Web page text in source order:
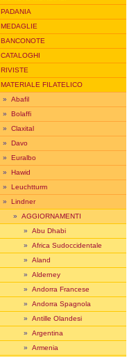
PADANIA
MEDAGLIE
BANCONOTE
CATALOGHI
RIVISTE
MATERIALE FILATELICO
» Abafil
» Bolaffi
» Claxital
» Davo
» Euralbo
» Hawid
» Leuchtturm
» Lindner
» AGGIORNAMENTI
» Abu Dhabi
» Africa Sudoccidentale
» Aland
» Alderney
» Andorra Francese
» Andorra Spagnola
» Antille Olandesi
» Argentina
» Armenia